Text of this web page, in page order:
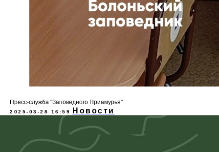
Пресс-служба "Заповедного Приамурья"
2025-03-28 16:59 Новости